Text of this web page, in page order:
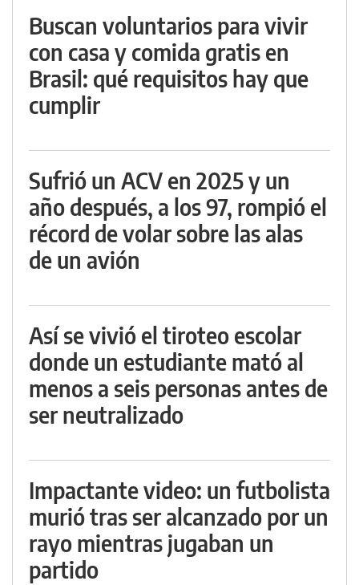
Buscan voluntarios para vivir
con casa y comida gratis en
Brasil: qué requisitos hay que
cumplir
Sufrió un ACV en 2025 y un
año después, a los 97, rompió el
récord de volar sobre las alas
de un avión
Así se vivió el tiroteo escolar
donde un estudiante mató al
menos a seis personas antes de
ser neutralizado
Impactante video: un futbolista
murió tras ser alcanzado por un
rayo mientras jugaban un
partido